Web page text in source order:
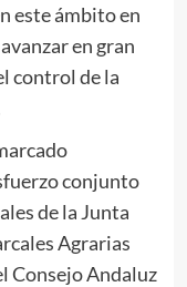
este ámbito en
en gran
control de la
conjunto
de la Junta
Agrarias
Consejo Andaluz